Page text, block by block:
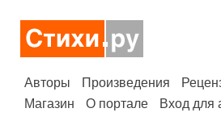
Авторы Произведения
Магазин
О портале Вход для